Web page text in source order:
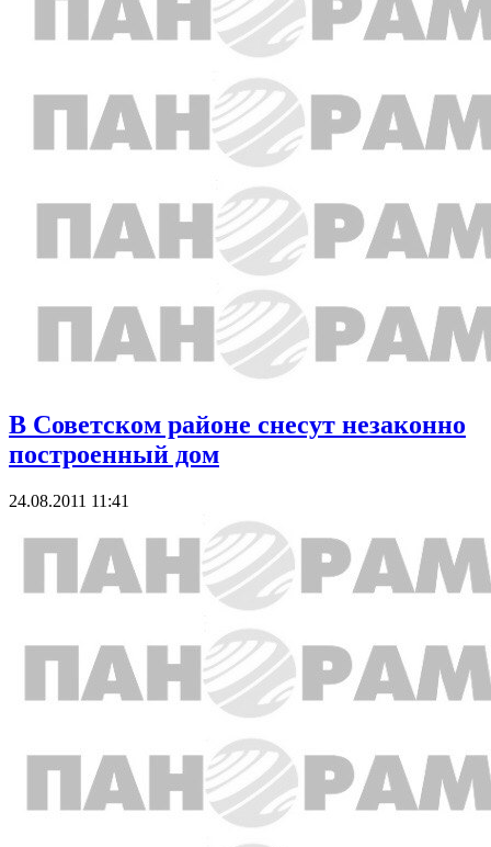
В Советском районе снесут незаконно
построенный дом
24.08.2011 11:41